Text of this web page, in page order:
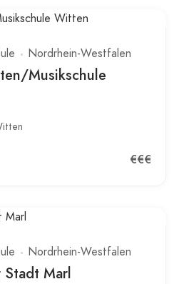
Nordrhein-Westfalen
Musikschule
€€€
Nordrhein-Westfalen
Stadt Marl